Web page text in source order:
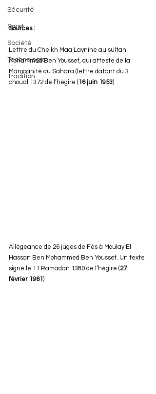
Sécurité
Sport
Société
Technologie
Tradition
Sources :
Lettre du Cheikh Maa Laynine au sultan
Mohammed Ben Youssef, qui atteste de la
Marocanité du Sahara (lettre datant du 3
choual 1372 de l’hégire (16 juin 1953)
Allégeance de 26 juges de Fès à Moulay El
Hassan Ben Mohammed Ben Youssef. Un texte
signé le 11 Ramadan 1380 de l’hégire (27
février 1961 )